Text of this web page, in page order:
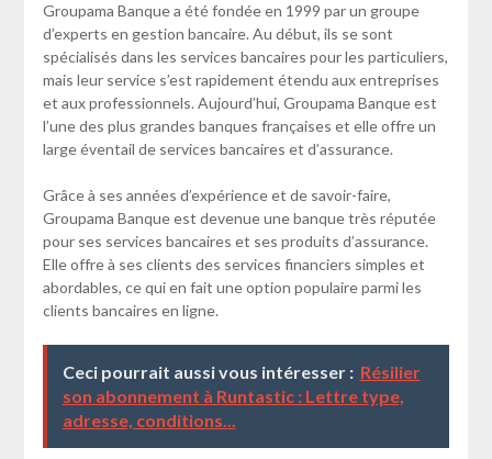
Groupama Banque a été fondée en 1999 par un groupe
d’experts en gestion bancaire. Au début, ils se sont
spécialisés dans les services bancaires pour les particuliers,
mais leur service s’est rapidement étendu aux entreprises
et aux professionnels. Aujourd’hui, Groupama Banque est
l’une des plus grandes banques françaises et elle offre un
large éventail de services bancaires et d’assurance.
Grâce à ses années d’expérience et de savoir-faire,
Groupama Banque est devenue une banque très réputée
pour ses services bancaires et ses produits d’assurance.
Elle offre à ses clients des services financiers simples et
abordables, ce qui en fait une option populaire parmi les
clients bancaires en ligne.
Ceci pourrait aussi vous intéresser : Résilier
son abonnement à Runtastic : Lettre type,
adresse, conditions...